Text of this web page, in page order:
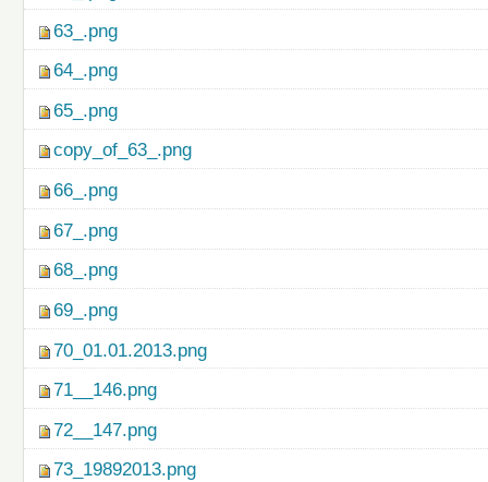
63_.png
64_.png
65_.png
copy_of_63_.png
66_.png
67_.png
68_.png
69_.png
70_01.01.2013.png
71__146.png
72__147.png
73_19892013.png